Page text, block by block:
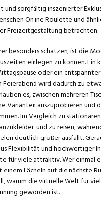
und sorgfältig inszenierter
Online Roulette und
Freizeitgestaltung betrachten.
besonders schätzen, ist die
einlegen zu können. Ein
oder ein
Feierabend wird dadurch zu
es, zwischen mehreren
Varianten auszuprobieren und
Im Vergleich zu
und zu reisen,
deutlich größer ausfällt.
Flexibilität und hochwertiger
für viele attraktiv. Wer einmal
einem Lächeln auf die nächste
warum die virtuelle Welt für
geworden ist.